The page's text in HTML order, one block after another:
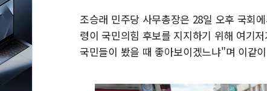
조승래 민주당 사무총장은 28일 오후 국회
령이 국민의힘 후보를 지지하기 위해 여기
국민들이 봤을 때 좋아보이겠느냐"며 이같